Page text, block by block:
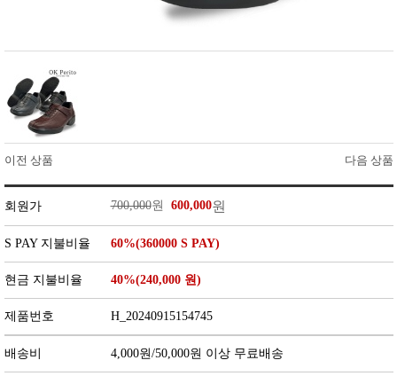
이전 상품 다음 상품
회원가 700,000원 600,000원
S PAY 지불비율 60%(360000 S PAY)
현금 지불비율 40%(240,000 원)
제품번호 H_20240915154745
배송비 4,000원/50,000원 이상 무료배송